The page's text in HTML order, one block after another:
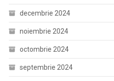
decembrie 2024
noiembrie 2024
octombrie 2024
septembrie 2024